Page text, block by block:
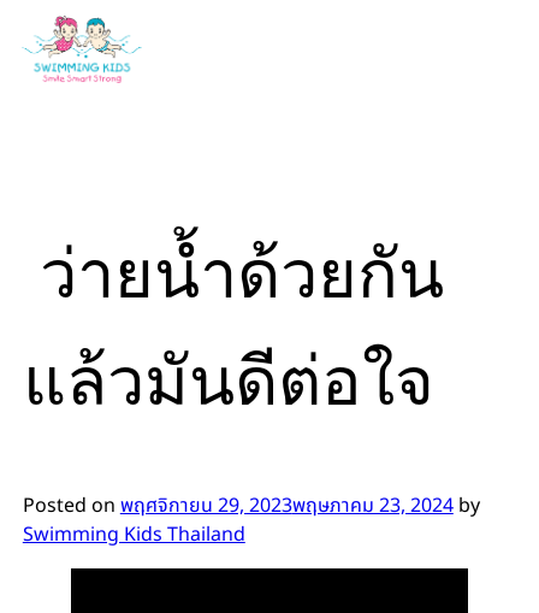
content
ว่ายน้ำด้วยกัน
แล้วมันดีต่อใจ
Posted onพฤศจิกายน 29, 2023พฤษภาคม 23, 2024by
Swimming Kids Thailand